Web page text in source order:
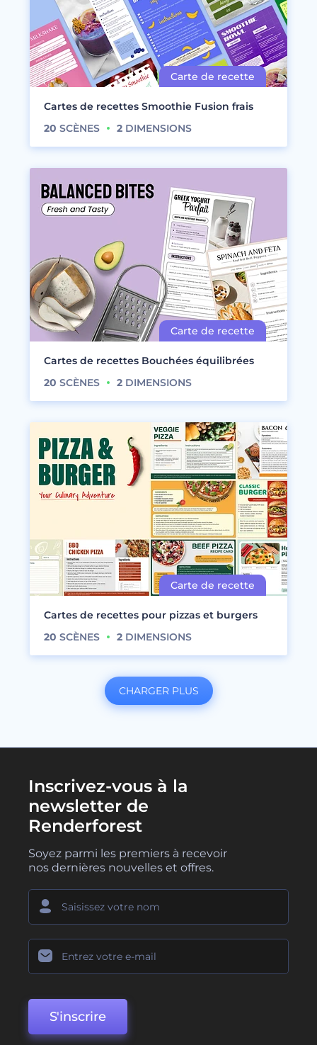
Cartes de recettes Smoothie Fusion frais
20 SCÈNES 2 DIMENSIONS
Cartes de recettes Bouchées équilibrées
20 SCÈNES 2 DIMENSIONS
Cartes de recettes pour pizzas et burgers
20 SCÈNES 2 DIMENSIONS
CHARGER PLUS
Inscrivez-vous à la
newsletter de
Renderforest
Soyez parmi les premiers à recevoir
nos dernières nouvelles et offres.
S'inscrire